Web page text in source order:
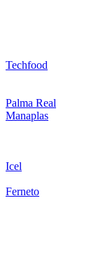
Techfood
Palma Real
Manaplas
Icel
Ferneto